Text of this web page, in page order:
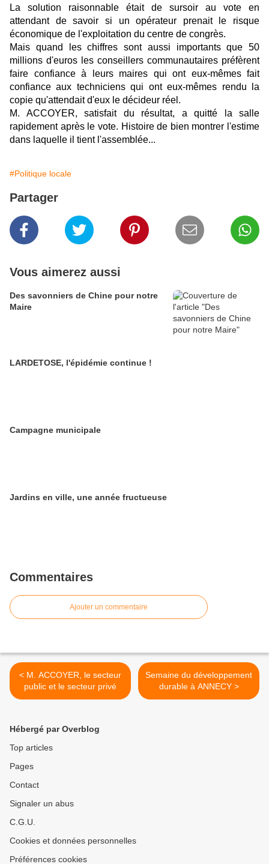
La solution raisonnable était de sursoir au vote en
attendant de savoir si un opérateur prenait le risque
économique de l'exploitation du centre de congrès.
Mais quand les chiffres sont aussi importants que 50
millions d'euros les conseillers communautaires préfèrent
faire confiance à leurs maires qui ont eux-mêmes fait
confiance aux techniciens qui ont eux-mêmes rendu la
copie qu'attendait d'eux le décideur réel.
M. ACCOYER, satisfait du résultat, a quitté la salle
rapidement après le vote. Histoire de bien montrer l'estime
dans laquelle il tient l'assemblée...
#Politique locale
Partager
Vous aimerez aussi
Des savonniers de Chine pour notre
Maire
LARDETOSE, l'épidémie continue !
Campagne municipale
Jardins en ville, une année fructueuse
Commentaires
Ajouter un commentaire
< M. ACCOYER, le secteur
public et le secteur privé
Semaine du développement
durable à ANNECY >
Hébergé par Overblog
Top articles
Pages
Contact
Signaler un abus
C.G.U.
Cookies et données personnelles
Préférences cookies